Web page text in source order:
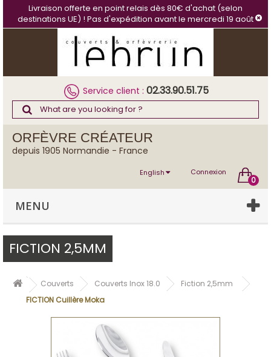
Livraison offerte en point relais dès 80€ d'achat (selon
destinations UE) ! Pas d'expédition avant le mercredi 19 août
Service client : 02.33.90.51.75
ORFÈVRE CRÉATEUR
depuis 1905 Normandie - France
0
Connexion
English
MENU
FICTION 2,5MM
Couverts Couverts Inox 18.0
Fiction 2,5mm
FICTION Cuillère Moka
Cookies management panel